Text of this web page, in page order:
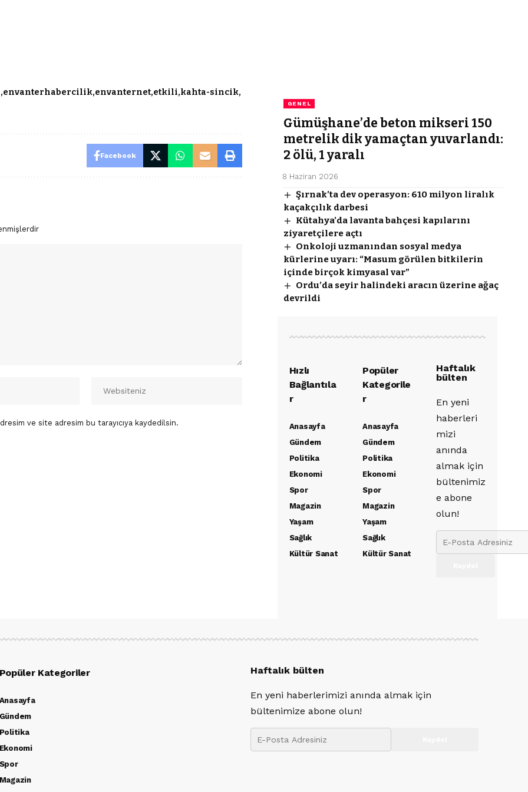
envanterhabercilik envanternet etkili kahta-sincik
Facebook
ve site adresim bu tarayıcıya kaydedilsin.
GENEL
Gümüşhane’de beton mikseri 150
metrelik dik yamaçtan yuvarlandı:
2 ölü, 1 yaralı
8 Haziran 2026
Şırnak’ta dev operasyon: 610 milyon liralık
kaçakçılık darbesi
Kütahya’da lavanta bahçesi kapılarını
ziyaretçilere açtı
Onkoloji uzmanından sosyal medya
kürlerine uyarı: “Masum görülen bitkilerin
içinde birçok kimyasal var”
Ordu’da seyir halindeki aracın üzerine ağaç
devrildi
Hızlı
Bağlantıla
r
Anasayfa
Gündem
Politika
Ekonomi
Spor
Magazin
Yaşam
Sağlık
Kültür Sanat
Popüler
Kategorile
r
Anasayfa
Gündem
Politika
Ekonomi
Spor
Magazin
Yaşam
Sağlık
Kültür Sanat
Haftalık
bülten
En yeni
haberleri
mizi
anında
almak için
bültenimiz
e abone
olun!
Kategoriler Haftalık bülten
En yeni haberlerimizi anında almak için
bültenimize abone olun!